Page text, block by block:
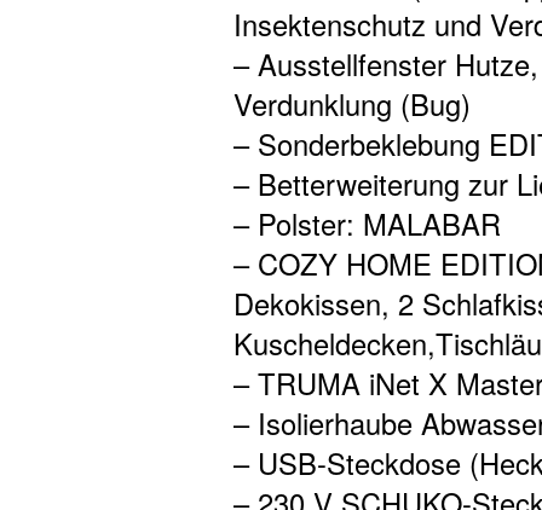
Insektenschutz und
– Ausstellfenster
Verdunklung (Bug)
– Sonderbeklebung
– Betterweiterung zur
– Polster: MALABAR
– COZY HOME
Dekokissen, 2
– TRUMA iNet X
– Isolierhaube
– USB-Steckdose